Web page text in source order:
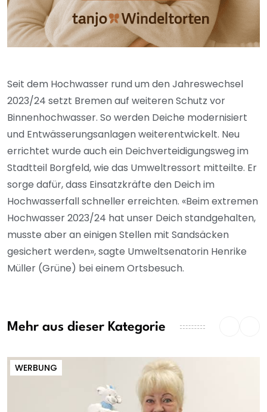
Seit dem Hochwasser rund um den Jahreswechsel
2023/24 setzt Bremen auf weiteren Schutz vor
Binnenhochwasser. So werden Deiche modernisiert
und Entwässerungsanlagen weiterentwickelt. Neu
errichtet wurde auch ein Deichverteidigungsweg im
Stadtteil Borgfeld, wie das Umweltressort mitteilte. Er
sorge dafür, dass Einsatzkräfte den Deich im
Hochwasserfall schneller erreichten. «Beim extremen
Hochwasser 2023/24 hat unser Deich standgehalten,
musste aber an einigen Stellen mit Sandsäcken
gesichert werden», sagte Umweltsenatorin Henrike
Müller (Grüne) bei einem Ortsbesuch.
Mehr aus dieser Kategorie
WERBUNG